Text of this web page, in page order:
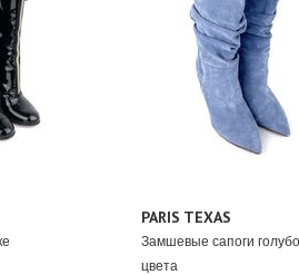
PARIS TEXAS
Замшевые сапоги
цвета